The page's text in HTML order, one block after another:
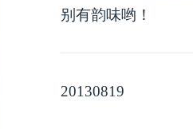
别有韵味哟！
20130819